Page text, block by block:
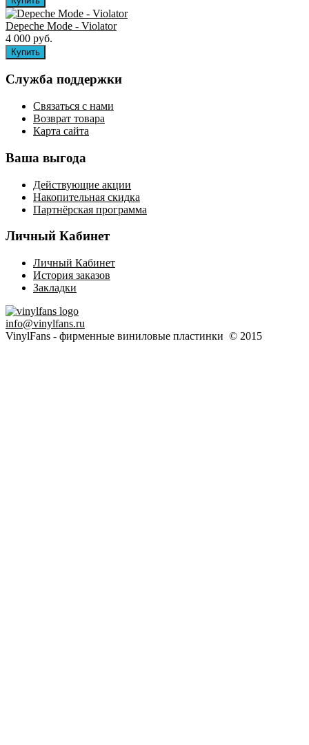
Depeche Mode - Violator
4 000 руб.
Служба поддержки
Связаться с нами
Возврат товара
Карта сайта
Ваша выгода
Действующие акции
Накопительная скидка
Партнёрская программа
Личный Кабинет
Личный Кабинет
История заказов
Закладки
info@vinylfans.ru
VinylFans - фирменные виниловые пластинки © 2015